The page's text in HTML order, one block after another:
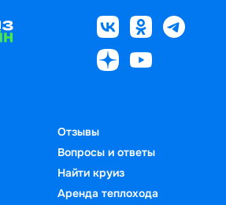
Отзывы
Вопросы и ответы
Найти круиз
Аренда теплохода